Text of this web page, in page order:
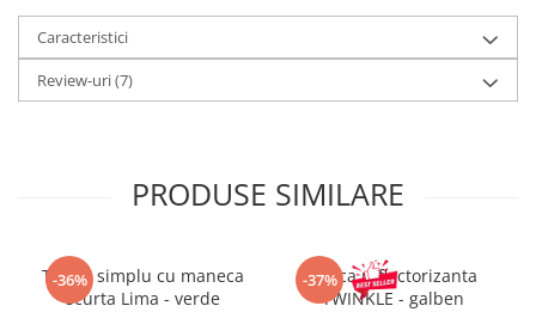
Tricouri polo
Veste de lucru
Caracteristici
Review-uri(7)
PRODUSE SIMILARE
-36%
Tricou simplu cu maneca
scurta Lima - verde
-37%
Sapca reflectorizanta
TWINKLE - galben